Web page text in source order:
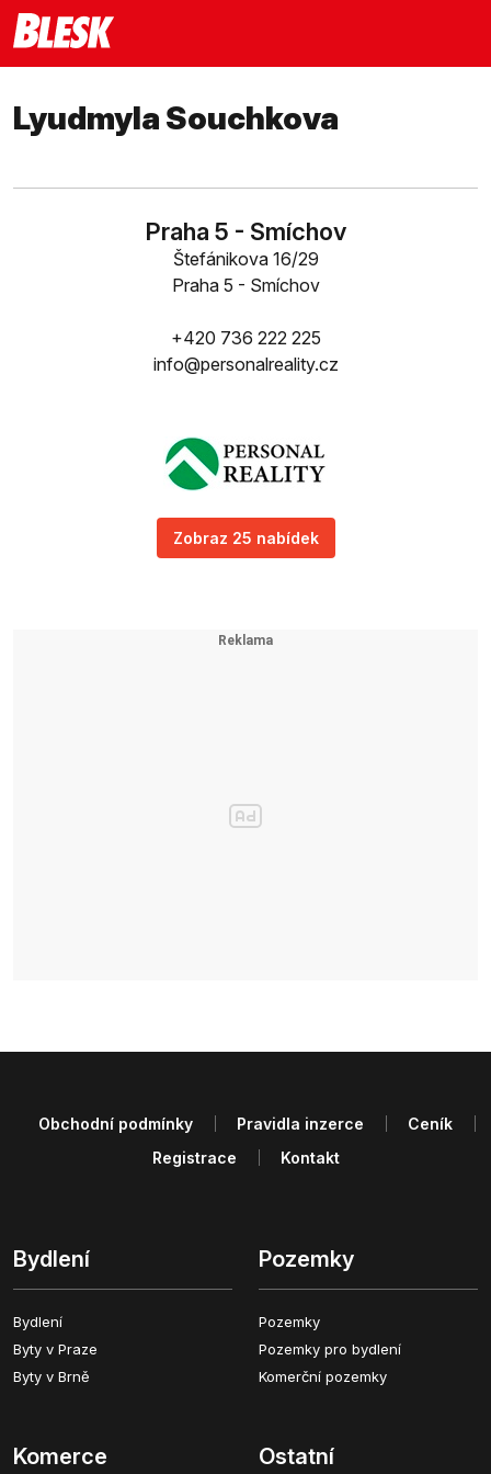
Lyudmyla Souchkova
Praha 5 - Smíchov
Štefánikova 16/29
Praha 5 - Smíchov
+420 736 222 225
info@personalreality.cz
Zobraz 25 nabídek
Bydlení
Bydlení
Byty v Praze
Byty v Brně
Pozemky
Pozemky
Pozemky pro bydlení
Komerční pozemky
Komerce Ostatní
Obchodní podmínky Pravidla inzerce
Ceník
Registrace
Kontakt